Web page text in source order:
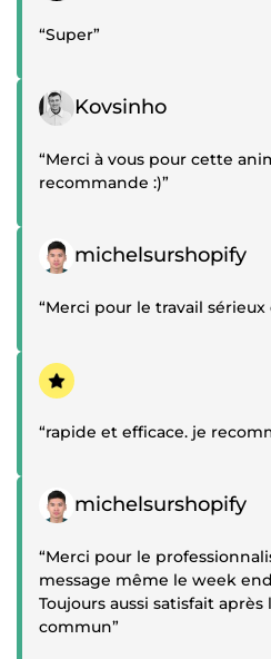
“Super”
Témoignage positif
Kovsinho
“Merci à vous pour cette
recommande :)”
Témoignage positif
michelsurshopify
“Merci pour le travail sérieux
Témoignage positif
“rapide et efficace. je
Témoignage positif
michelsurshopify
“Merci pour le
message même le week
Toujours aussi satisfait
commun”